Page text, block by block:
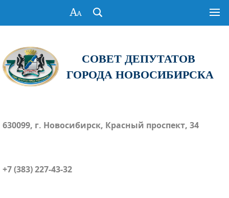
СОВЕТ ДЕПУТАТОВ
ГОРОДА НОВОСИБИРСКА
630099, г. Новосибирск, Красный проспект, 34
+7 (383) 227-43-32